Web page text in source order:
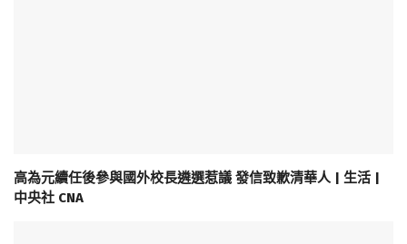
高為元續任後參與國外校長遴選惹議 發信致歉清華人 | 生活 |
中央社 CNA